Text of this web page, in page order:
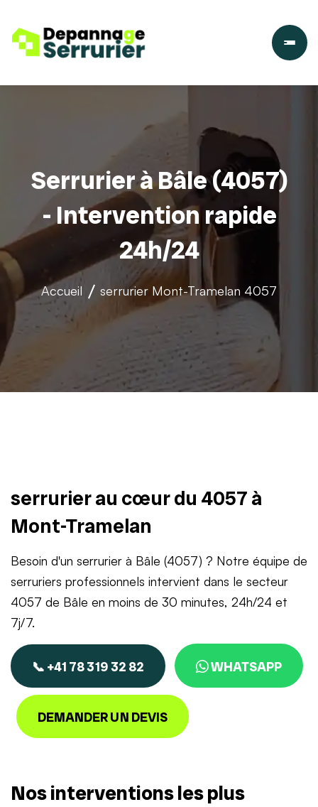
Serrurier à Bâle (4057)
- Intervention rapide
24h/24
Accueil serrurier Mont-Tramelan 4057
serrurier au cœur du 4057 à
Mont-Tramelan
Besoin d'un serrurier à Bâle (4057) ? Notre équipe de
serruriers professionnels intervient dans le secteur
4057 de Bâle en moins de 30 minutes, 24h/24 et
7j/7.
📞 +41 78 319 32 82 WHATSAPP
DEMANDER UN DEVIS
Nos interventions les plus